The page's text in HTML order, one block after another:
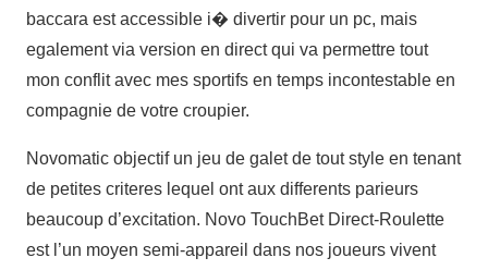
baccara est accessible i� divertir pour un pc, mais
egalement via version en direct qui va permettre tout
mon conflit avec mes sportifs en temps incontestable en
compagnie de votre croupier.
Novomatic objectif un jeu de galet de tout style en tenant
de petites criteres lequel ont aux differents parieurs
beaucoup d’excitation. Novo TouchBet Direct-Roulette
est l’un moyen semi-appareil dans nos joueurs vivent